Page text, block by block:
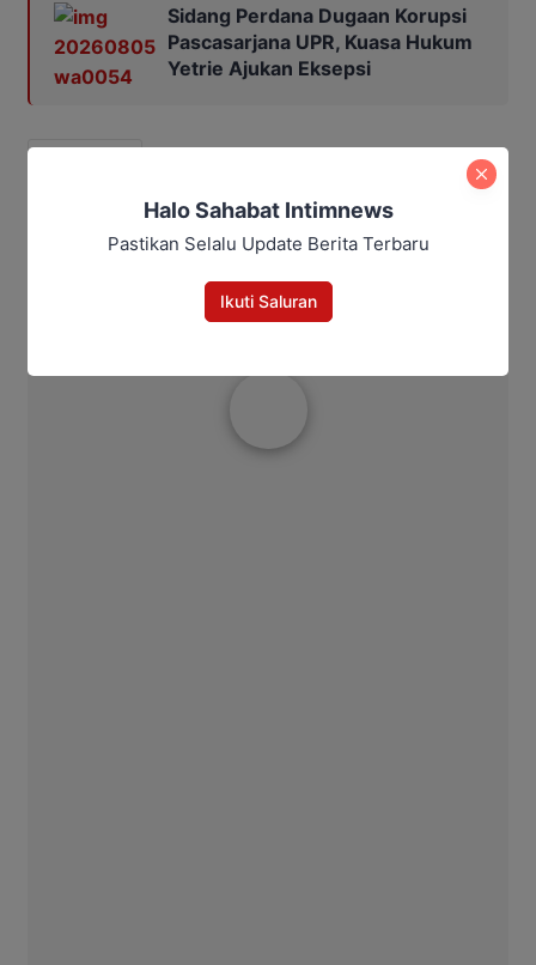
Sidang Perdana Dugaan Korupsi
Pascasarjana UPR, Kuasa Hukum
Yetrie Ajukan Eksepsi
Halo Sahabat Intimnews
Pastikan Selalu Update Berita Terbaru
Ikuti Saluran